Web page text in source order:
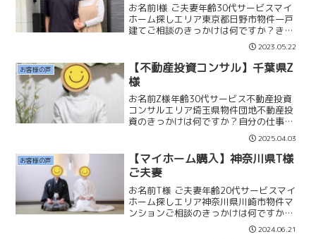
お名前I様 ご夫妻年齢30代サービスマイ
ホーム探しエリア東京都日野市物件一戸
建てご相談のきっかけは何ですか？きっ
かけは結婚後の新居探しです。はじめは
分譲マンションの購入を検討していまし
た。しかしココカラ不動産にて毎月のラ
ンニングコストについ...
2023.05.22
お客様の声
【不動産投資コンサル】千葉県Z
様
お名前Z様年齢30代サービス不動産投資
コンサルエリア埼玉県物件団地不動産投
資のきっかけは何ですか？自分の仕事や
人生の選択肢を広げるために、自動で収
入が発生する仕組みを作りたいと思って
いたからです。商売のセンスやノウハウ
があるわけではないので...
2025.04.03
お客様の声
【マイホーム購入】神奈川県T様
ご夫妻
お名前T様 ご夫妻年齢20代サービスマイ
ホーム探しエリア神奈川県川崎市物件マ
ンションご相談のきっかけは何ですか？2
人ともいずれはマイホームをと考えてい
たので、賃貸は考えずに結婚を機に新生
2024.06.21